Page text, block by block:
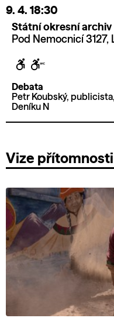
9. 4. 18:30
Státní okresní
Pod Nemocnicí 3127,
Debata
Petr Koubský,
Deníku N
Vize přítomnosti